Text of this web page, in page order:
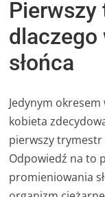
słońca
Jedynym
kobieta
pierwszy trymestr
Odpowiedź na to
promieniowania